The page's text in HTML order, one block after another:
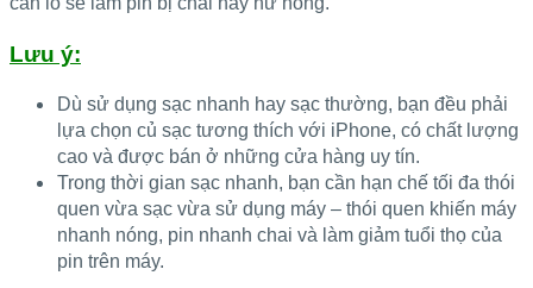
Lưu ý:
Dù sử dụng sạc nhanh hay sạc thường, bạn đều phải
lựa chọn củ sạc tương thích với iPhone, có chất lượng
cao và được bán ở những cửa hàng uy tín.
Trong thời gian sạc nhanh, bạn cần hạn chế tối đa thói
quen vừa sạc vừa sử dụng máy – thói quen khiến máy
nhanh nóng, pin nhanh chai và làm giảm tuổi thọ của
pin trên máy.